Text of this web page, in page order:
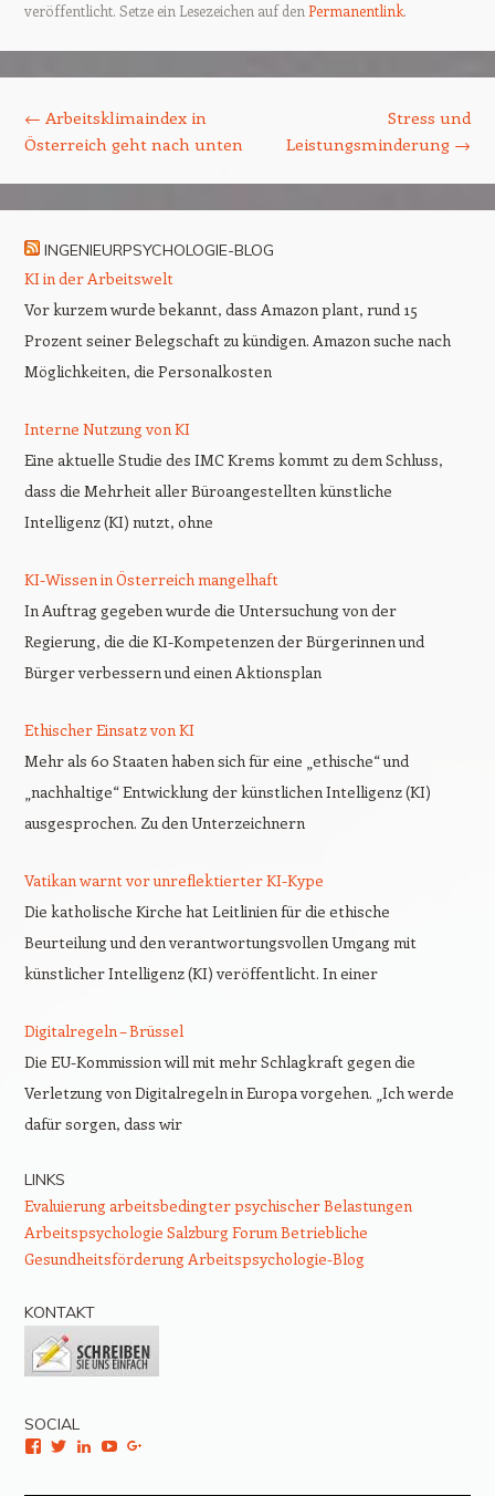
veröffentlicht. Setze ein Lesezeichen auf den Permanentlink.
← Arbeitsklimaindex in
Österreich geht nach unten
Stress und
Leistungsminderung →
INGENIEURPSYCHOLOGIE-BLOG
KI in der Arbeitswelt
Vor kurzem wurde bekannt, dass Amazon plant, rund 15
Prozent seiner Belegschaft zu kündigen. Amazon suche nach
Möglichkeiten, die Personalkosten
Interne Nutzung von KI
Eine aktuelle Studie des IMC Krems kommt zu dem Schluss,
dass die Mehrheit aller Büroangestellten künstliche
Intelligenz (KI) nutzt, ohne
KI-Wissen in Österreich mangelhaft
In Auftrag gegeben wurde die Untersuchung von der
Regierung, die die KI-Kompetenzen der Bürgerinnen und
Bürger verbessern und einen Aktionsplan
Ethischer Einsatz von KI
Mehr als 60 Staaten haben sich für eine „ethische“ und
„nachhaltige“ Entwicklung der künstlichen Intelligenz (KI)
ausgesprochen. Zu den Unterzeichnern
Vatikan warnt vor unreflektierter KI-Kype
Die katholische Kirche hat Leitlinien für die ethische
Beurteilung und den verantwortungsvollen Umgang mit
künstlicher Intelligenz (KI) veröffentlicht. In einer
Digitalregeln – Brüssel
Die EU-Kommission will mit mehr Schlagkraft gegen die
Verletzung von Digitalregeln in Europa vorgehen. „Ich werde
dafür sorgen, dass wir
LINKS
Evaluierung arbeitsbedingter psychischer Belastungen
Arbeitspsychologie Salzburg Forum Betriebliche
Gesundheitsförderung Arbeitspsychologie-Blog
KONTAKT
SOCIAL
Facebook
TwitterLinkedIn
YouTube